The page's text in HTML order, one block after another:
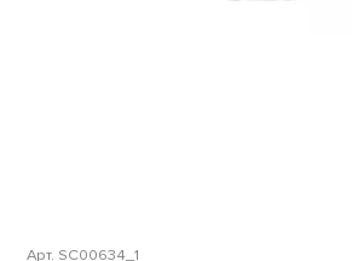
Арт. SC00634_1